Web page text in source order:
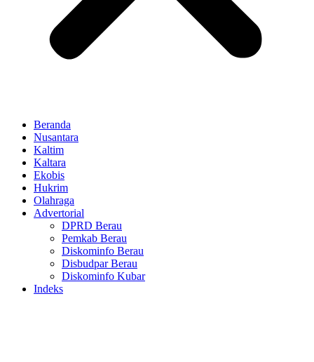
Beranda
Nusantara
Kaltim
Kaltara
Ekobis
Hukrim
Olahraga
Advertorial
DPRD Berau
Pemkab Berau
Diskominfo Berau
Disbudpar Berau
Diskominfo Kubar
Indeks